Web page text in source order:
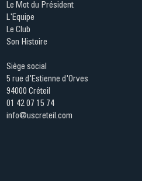
Le Mot du Président
L'Equipe
Le Club
Son Histoire
Siège social
5 rue d'Estienne d'Orves
94000 Créteil
01 42 07 15 74
info@uscreteil.com